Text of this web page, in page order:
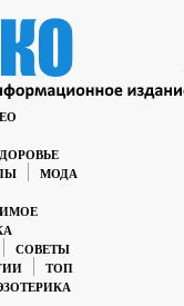
МОДА
СОВЕТЫ
ТОП